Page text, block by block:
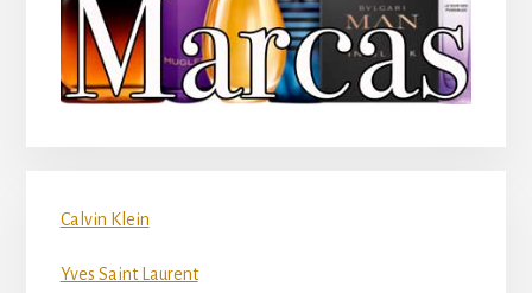
Calvin Klein
Yves Saint Laurent